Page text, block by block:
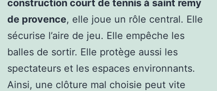
construction court de tennis à saint remy
de provence, elle joue un rôle central. Elle
sécurise l’aire de jeu. Elle empêche les
balles de sortir. Elle protège aussi les
spectateurs et les espaces environnants.
Ainsi, une clôture mal choisie peut vite